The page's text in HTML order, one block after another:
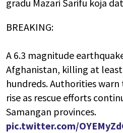
gradu Mazari Šarifu koja
BREAKING:
A 6.3 magnitude
Afghanistan, killing at
hundreds. Authorities
rise as rescue efforts
Samangan provinces.
pic.twitter.com/